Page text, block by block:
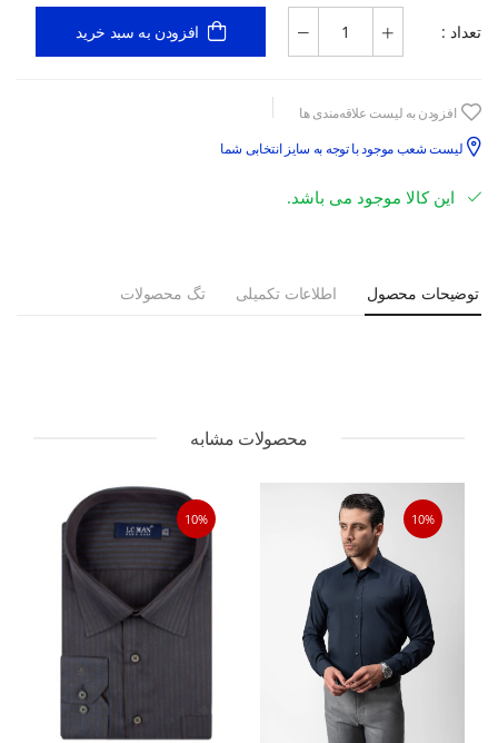
تعداد : افزودن به سبد خرید
افزودن به لیست علاقه‌مندی ها
لیست شعب موجود با توجه به سایز انتخابی شما
این کالا موجود می باشد.
توضیحات محصول اطلاعات تکمیلی تگ محصولات
محصولات مشابه
10%
10%